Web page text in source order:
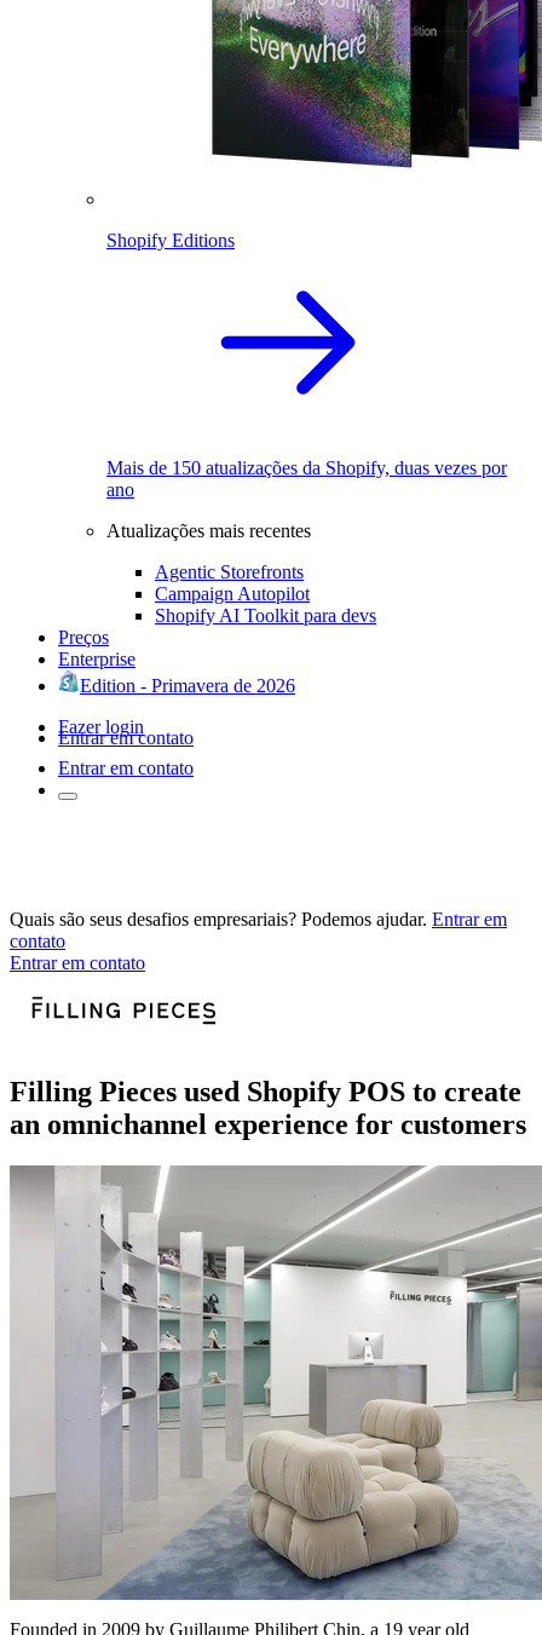
Shopify Editions
Mais de 150 atualizações da Shopify, duas vezes por
ano
Atualizações mais recentes
Agentic Storefronts
Campaign Autopilot
Shopify AI Toolkit para devs
Preços
Enterprise
Edition - Primavera de 2026
Fazer login
Entrar em contato
Entrar em contato
Quais são seus desafios empresariais? Podemos ajudar. Entrar em
contato
Entrar em contato
Filling Pieces used Shopify POS to create
an omnichannel experience for customers
Founded in 2009 by Guillaume Philibert Chin, a 19 year old